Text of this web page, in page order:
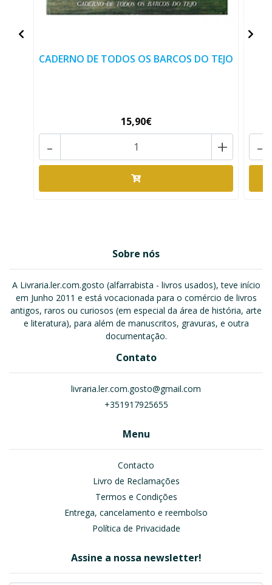
CADERNO DE TODOS OS BARCOS DO TEJO
15,90€
+
- -
Sobre nós
A Livraria.ler.com.gosto (alfarrabista - livros usados), teve início
em Junho 2011 e está vocacionada para o comércio de livros
antigos, raros ou curiosos (em especial da área de história, arte
e literatura), para além de manuscritos, gravuras, e outra
documentação.
Contato
livraria.ler.com.gosto@gmail.com
+351917925655
Menu
Contacto
Livro de Reclamações
Termos e Condições
Entrega, cancelamento e reembolso
Política de Privacidade
Assine a nossa newsletter!